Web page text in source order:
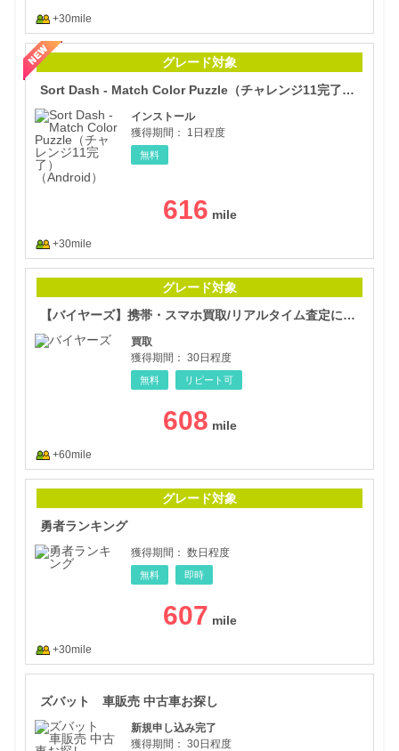
+30mile
グレード対象
Sort Dash - Match Color Puzzle（チャレンジ11完了）（Android）
インストール
獲得期間：
1日程度
無料
616
+30mile
グレード対象
【バイヤーズ】携帯・スマホ買取/リアルタイム査定によるスピード取引！
買取
獲得期間： 30日程度
無料 リピート可
608
+60mile
グレード対象
勇者ランキング
獲得期間： 数日程度
無料 即時
607
+30mile
ズバット 車販売 中古車お探し
新規申し込み完了
獲得期間： 30日程度